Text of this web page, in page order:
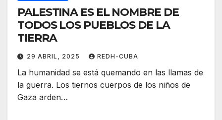
PALESTINA ES EL NOMBRE DE
TODOS LOS PUEBLOS DE LA
TIERRA
29 ABRIL, 2025 REDH-CUBA
La humanidad se está quemando en las llamas de
la guerra. Los tiernos cuerpos de los niños de
Gaza arden…